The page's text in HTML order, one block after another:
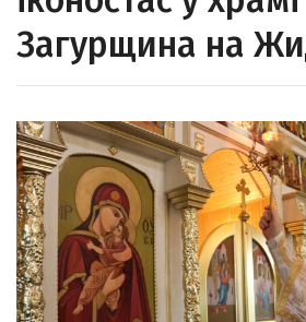
Загурщина на